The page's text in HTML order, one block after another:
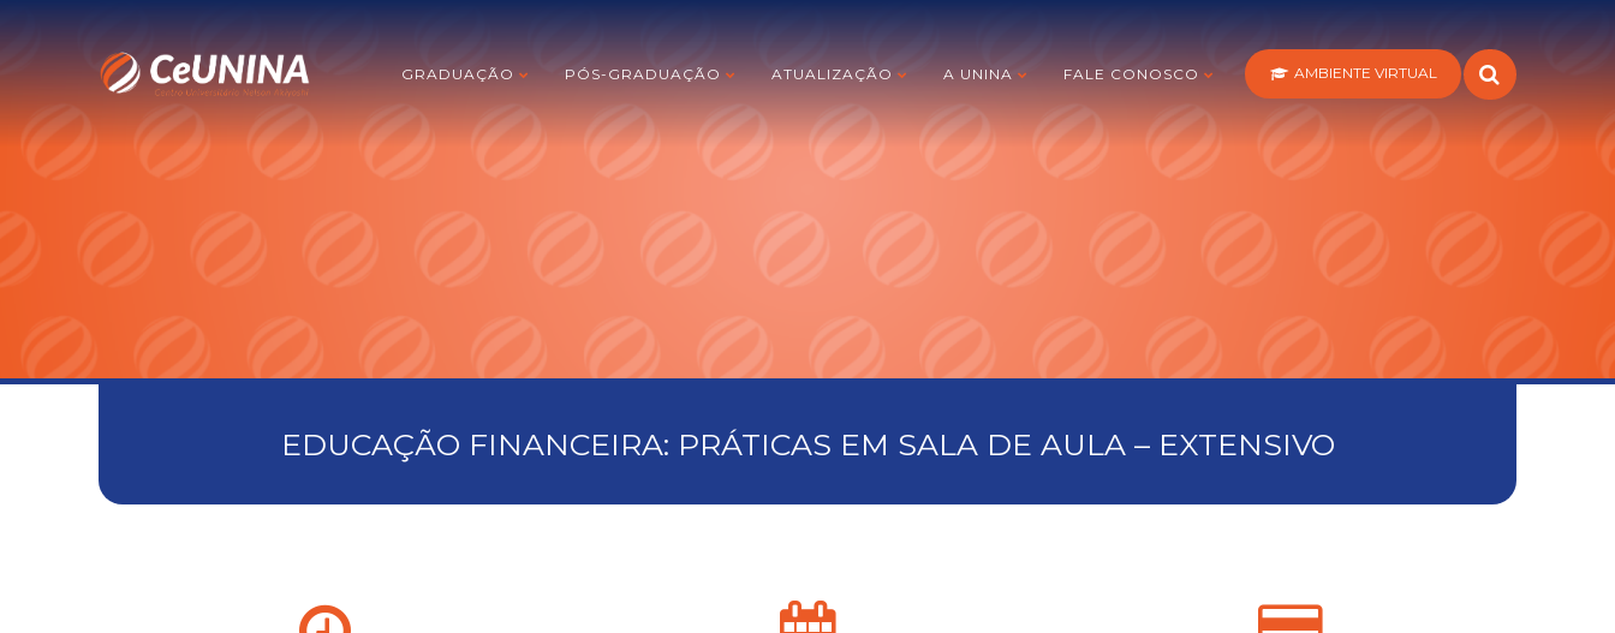
GRADUAÇÃO PÓS-GRADUAÇÃO ATUALIZAÇÃO A UNINA FALE CONOSCO AMBIENTE VIRTUAL
EDUCAÇÃO FINANCEIRA: PRÁTICAS EM SALA DE AULA – EXTENSIVO